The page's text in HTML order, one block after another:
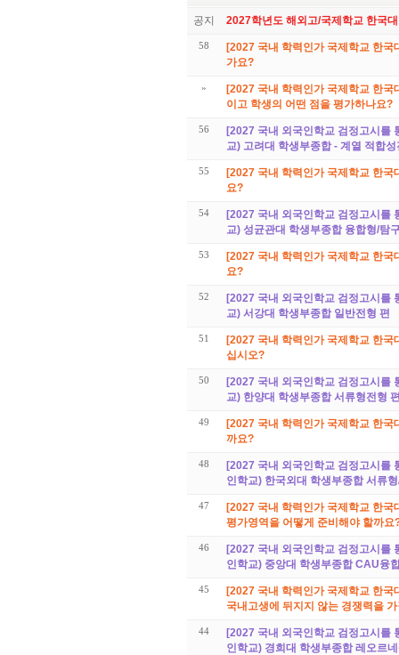
공지 2027학년도 해외고/국제학교 한국
58
[2027 국내 학력인가 국제학교 한
가요?
»
[2027 국내 학력인가 국제학교 한
이고 학생의 어떤 점을 평가하나요?
56
[2027 국내 외국인학교 검정고시를
교) 고려대 학생부종합 - 계열 적합성
55
[2027 국내 학력인가 국제학교 한
요?
54
[2027 국내 외국인학교 검정고시를
교) 성균관대 학생부종합 융합형/탐
53
[2027 국내 학력인가 국제학교 한
요?
52
[2027 국내 외국인학교 검정고시를
교) 서강대 학생부종합 일반전형 편
51
[2027 국내 학력인가 국제학교 한
십시오?
50
[2027 국내 외국인학교 검정고시를
교) 한양대 학생부종합 서류형전형
49
[2027 국내 학력인가 국제학교 한
까요?
48
[2027 국내 외국인학교 검정고시를
인학교) 한국외대 학생부종합 서류
47
[2027 국내 학력인가 국제학교 한
평가영역을 어떻게 준비해야 할까요
46
[2027 국내 외국인학교 검정고시를
인학교) 중앙대 학생부종합 CAU융
45
[2027 국내 학력인가 국제학교 한
국내고생에 뒤지지 않는 경쟁력을
44
[2027 국내 외국인학교 검정고시를
인학교) 경희대 학생부종합 레오르